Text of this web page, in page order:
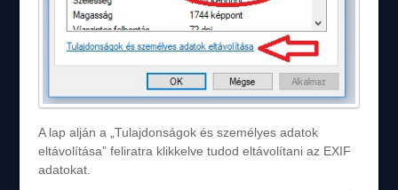
A lap alján a „Tulajdonságok és személyes adatok
eltávolítása” feliratra klikkelve tudod eltávolítani az EXIF
adatokat.